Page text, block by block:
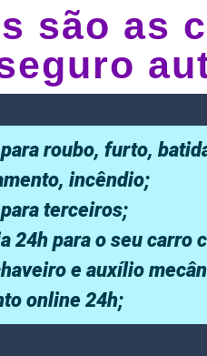
são as
roubo, furto,
incêndio;
terceiros;
24h para o seu carro
e auxílio
online 24h;